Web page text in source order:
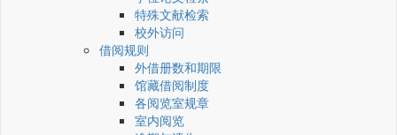
特殊文献检索
校外访问
借阅规则
外借册数和期限
馆藏借阅制度
各阅览室规章
室内阅览